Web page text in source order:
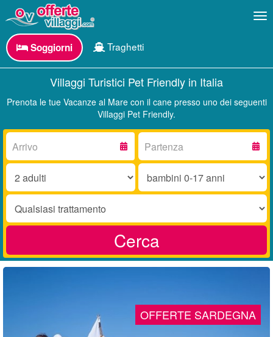
Soggiorni Traghetti
Villaggi Turistici Pet Friendly in Italia
Prenota le tue Vacanze al Mare con il cane presso uno dei seguenti
Villaggi Pet Friendly.
Arrivo:
Partenza:
Adulti:
Bambini
17
Trattamento:
Cerca